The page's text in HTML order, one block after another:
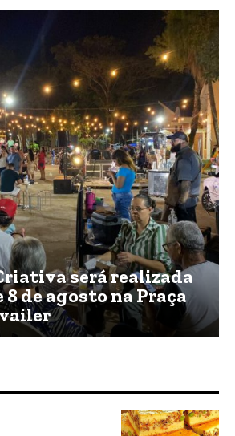
será realizada
8 de agosto na Praça